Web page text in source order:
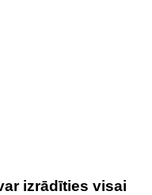
izrādīties visai